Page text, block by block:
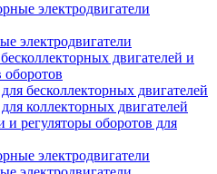
электродвигатели
электродвигатели
двигателей и
оборотов
бесколлекторных двигателей
коллекторных двигателей
и регуляторы оборотов для
электродвигатели